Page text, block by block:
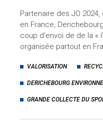
Partenaire des JO
en France,
coup d'envoi de de la «
organisée partout en
VALORISATION
DERICHEBOURG
GRANDE COLLECTE DU